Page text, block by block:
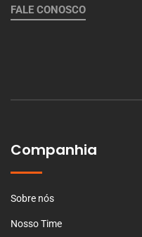
FALE CONOSCO
Companhia
Sobre nós
Nosso Time